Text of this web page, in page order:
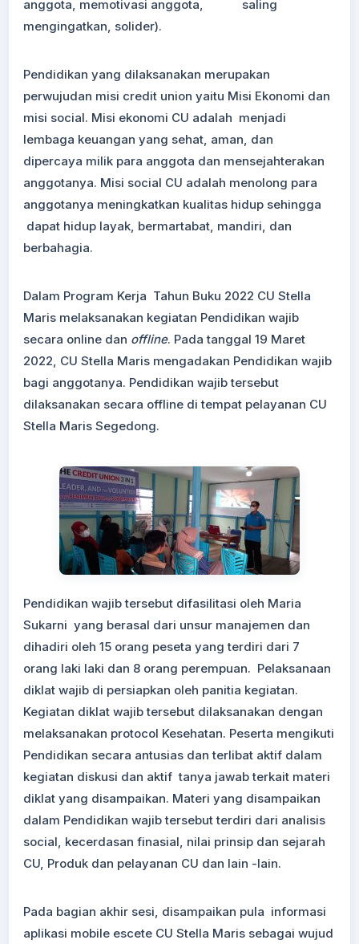
anggota, memotivasi anggota, saling
mengingatkan, solider).
Pendidikan yang dilaksanakan merupakan
perwujudan misi credit union yaitu Misi Ekonomi dan
misi social. Misi ekonomi CU adalah menjadi
lembaga keuangan yang sehat, aman, dan
dipercaya milik para anggota dan mensejahterakan
anggotanya. Misi social CU adalah menolong para
anggotanya meningkatkan kualitas hidup sehingga
dapat hidup layak, bermartabat, mandiri, dan
berbahagia.
Dalam Program Kerja Tahun Buku 2022 CU Stella
Maris melaksanakan kegiatan Pendidikan wajib
secara online dan offline. Pada tanggal 19 Maret
2022, CU Stella Maris mengadakan Pendidikan wajib
bagi anggotanya. Pendidikan wajib tersebut
dilaksanakan secara offline di tempat pelayanan CU
Stella Maris Segedong.
Pendidikan wajib tersebut difasilitasi oleh Maria
Sukarni yang berasal dari unsur manajemen dan
dihadiri oleh 15 orang peseta yang terdiri dari 7
orang laki laki dan 8 orang perempuan. Pelaksanaan
diklat wajib di persiapkan oleh panitia kegiatan.
Kegiatan diklat wajib tersebut dilaksanakan dengan
melaksanakan protocol Kesehatan. Peserta mengikuti
Pendidikan secara antusias dan terlibat aktif dalam
kegiatan diskusi dan aktif tanya jawab terkait materi
diklat yang disampaikan. Materi yang disampaikan
dalam Pendidikan wajib tersebut terdiri dari analisis
social, kecerdasan finasial, nilai prinsip dan sejarah
CU, Produk dan pelayanan CU dan lain -lain.
Pada bagian akhir sesi, disampaikan pula informasi
aplikasi mobile escete CU Stella Maris sebagai wujud